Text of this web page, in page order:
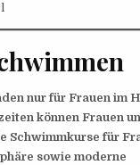
nur für Frauen im
können Frauen
Schwimmkurse für
sowie moderne